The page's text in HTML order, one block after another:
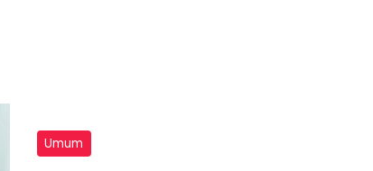
Umum